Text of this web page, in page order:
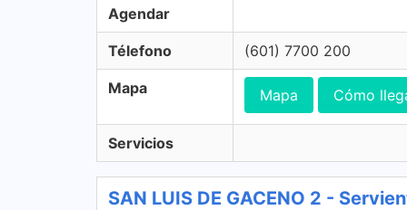
Agendar
Télefono (601) 7700 200
Mapa Mapa Cómo
Servicios
SAN LUIS DE GACENO 2 -